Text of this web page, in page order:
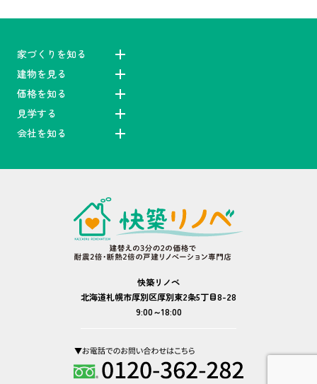
家づくりを知る
建物を見る
価格を知る
見学する
会社を知る
快築リノベ
北海道札幌市厚別区厚別東2条5丁目8-28
9:00～18:00